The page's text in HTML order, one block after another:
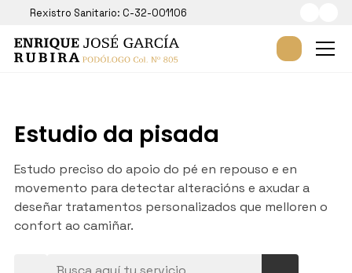
Rexistro Sanitario: C-32-001106
Estudio da pisada
Estudo preciso do apoio do pé en repouso e en
movemento para detectar alteracións e axudar a
deseñar tratamentos personalizados que melloren o
confort ao camiñar.